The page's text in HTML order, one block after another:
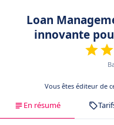
Loan
innovante
Vous êtes éditeur de
En résumé